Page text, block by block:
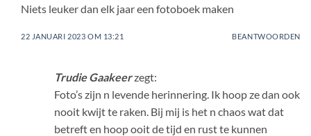
Niets leuker dan elk jaar een fotoboek maken
22 JANUARI 2023 OM 13:21 BEANTWOORDEN
Trudie Gaakeerzegt:
Foto’s zijn n levende herinnering. Ik hoop ze dan ook
nooit kwijt te raken. Bij mij is het n chaos wat dat
betreft en hoop ooit de tijd en rust te kunnen